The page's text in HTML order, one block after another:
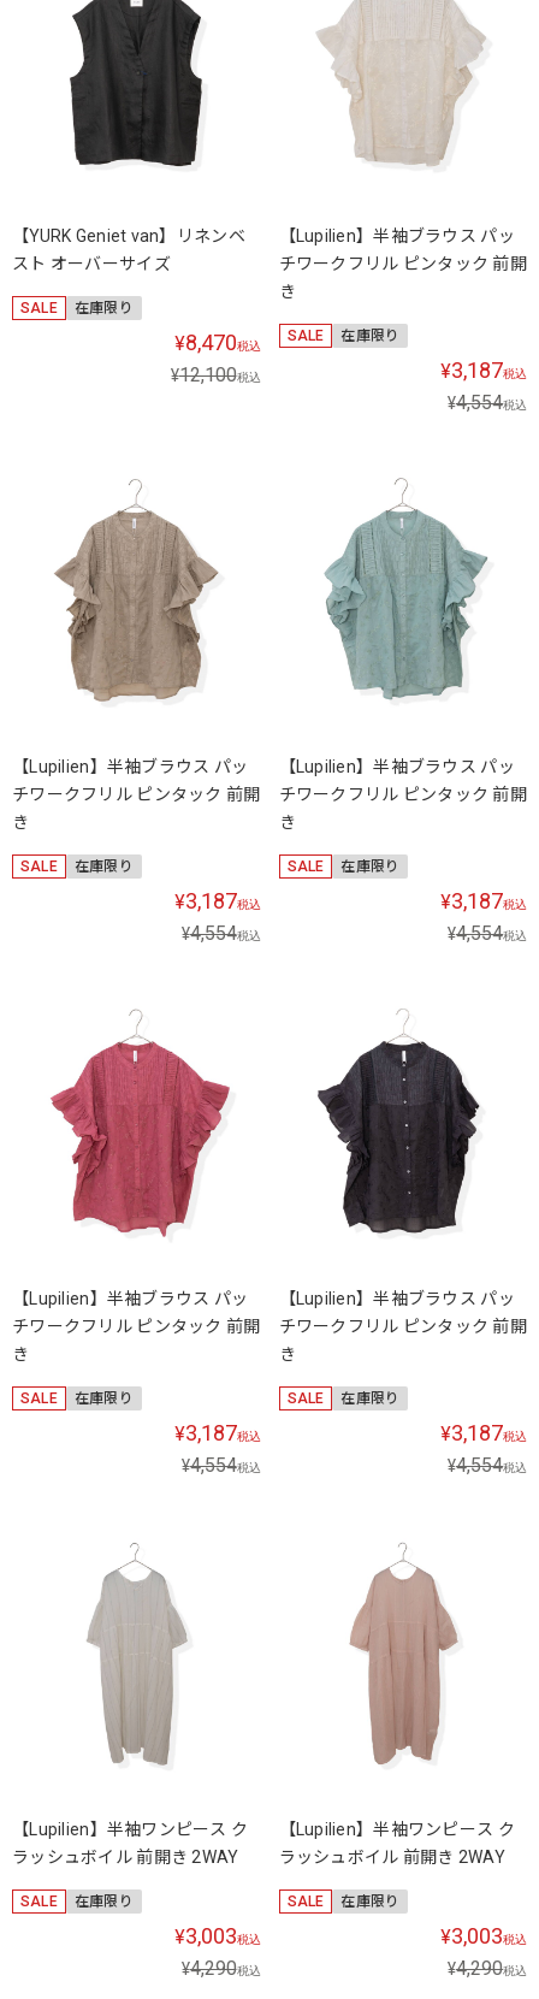
【YURK Geniet van】リネンベ
スト オーバーサイズ
SALE 在庫限り
¥8,470税込
¥12,100税込
【Lupilien】半袖ブラウス パッ
チワークフリル ピンタック 前開
き
SALE 在庫限り
¥3,187税込
¥4,554税込
【Lupilien】半袖ブラウス パッ
チワークフリル ピンタック 前開
き
SALE 在庫限り
¥3,187税込
¥4,554税込
【Lupilien】半袖ブラウス パッ
チワークフリル ピンタック 前開
き
SALE 在庫限り
¥3,187税込
¥4,554税込
【Lupilien】半袖ブラウス パッ
チワークフリル ピンタック 前開
き
SALE 在庫限り
¥3,187税込
¥4,554税込
【Lupilien】半袖ブラウス パッ
チワークフリル ピンタック 前開
き
SALE 在庫限り
¥3,187税込
¥4,554税込
【Lupilien】半袖ワンピース ク
ラッシュボイル 前開き 2WAY
SALE 在庫限り
¥3,003税込
¥4,290税込
【Lupilien】半袖ワンピース ク
ラッシュボイル 前開き 2WAY
SALE 在庫限り
¥3,003税込
¥4,290税込